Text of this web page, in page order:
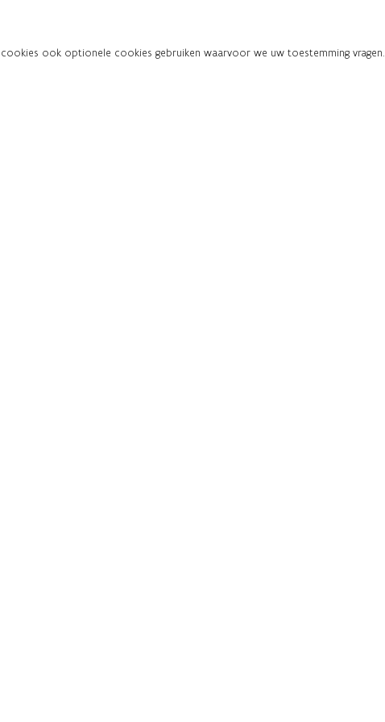
ook optionele cookies gebruiken waarvoor we uw toestemming vragen.